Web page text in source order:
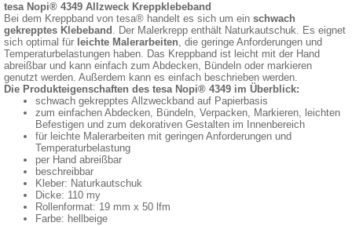
tesa Nopi® 4349 Allzweck Kreppklebeband
Bei dem Kreppband von tesa® handelt es sich um ein schwach
gekrepptes Klebeband . Der Malerkrepp enthält Naturkautschuk. Es eignet
sich optimal für leichte Malerarbeiten, die geringe Anforderungen und
Temperaturbelastungen haben. Das Kreppband ist leicht mit der Hand
abreißbar und kann einfach zum Abdecken, Bündeln oder markieren
genutzt werden. Außerdem kann es einfach beschrieben werden.
Die Produkteigenschaften des tesa Nopi® 4349 im Überblick:
schwach gekrepptes Allzweckband auf Papierbasis
zum einfachen Abdecken, Bündeln, Verpacken, Markieren, leichten
Befestigen und zum dekorativen Gestalten im Innenbereich
für leichte Malerarbeiten mit geringen Anforderungen und
Temperaturbelastung
per Hand abreißbar
beschreibbar
Kleber: Naturkautschuk
Dicke: 110 my
Rollenformat: 19 mm x 50 lfm
Farbe: hellbeige